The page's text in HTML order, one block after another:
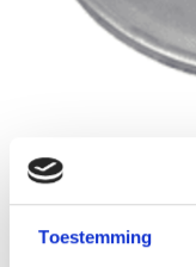
Toestemming
Nedfan.NL
Schrijf je eigen review